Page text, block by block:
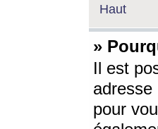
Haut
»
Il est
adresse
pour